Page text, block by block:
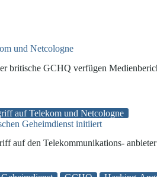
und Netcologne
britische GCHQ verfügen
auf Telekom und Netcologne
Geheimdienst initiiert
auf den Telekommunikations-